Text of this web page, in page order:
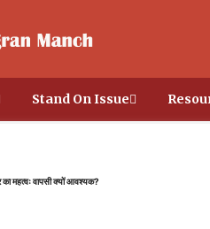
Stand On Issue
का महत्वः वापसी क्यों आवश्यक?